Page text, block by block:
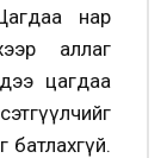
нар
аллаг
цагдаа
батлахгүй.